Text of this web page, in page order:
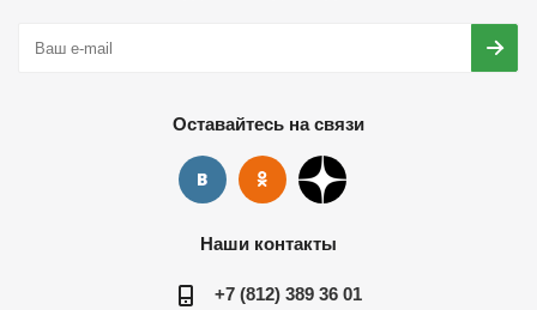
Оставайтесь на связи
Наши контакты
+7 (812) 389 36 01